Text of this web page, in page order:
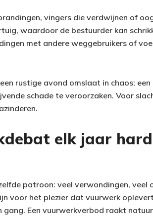
vingers die verdwijnen of
waardoor de bestuurder kan
met andere weggebruikers of
rustige avond omslaat in chaos; een
schade te veroorzaken. Voor
elk jaar
patroon: veel verwondingen, veel
voor het plezier dat vuurwerk
Een vuurwerkverbod raakt